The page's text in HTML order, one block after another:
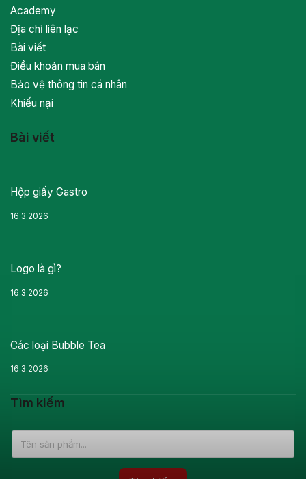
Academy
Địa chỉ liên lạc
Bài viết
Điều khoản mua bán
Bảo vệ thông tin cá nhân
Khiếu nại
Bài viết
Hộp giấy Gastro
16.3.2026
Logo là gì?
16.3.2026
Các loại Bubble Tea
16.3.2026
Tìm kiếm